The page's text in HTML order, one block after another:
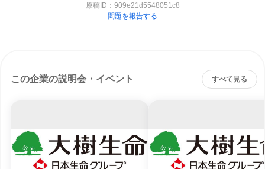
原稿ID： 909e21d5548051c8
問題を報告する
この企業の説明会・イベント すべて見る